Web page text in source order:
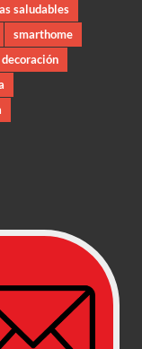
saludables
smarthome